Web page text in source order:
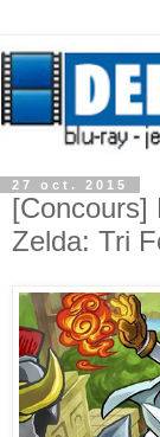
27 oct. 2015
[Concours]
Zelda: Tri